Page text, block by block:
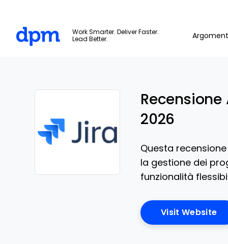
Work Smarter. Deliver Faster.
Lead Better.
2026
Questa
la gestione dei
funzionalità
Visit Website